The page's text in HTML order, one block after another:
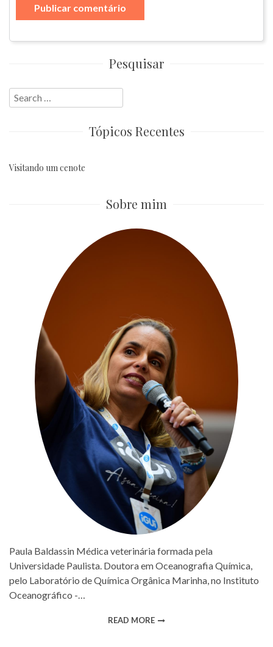
Pesquisar
Search
for:
Tópicos Recentes
Visitando um cenote
Sobre mim
Paula Baldassin Médica veterinária formada pela
Universidade Paulista. Doutora em Oceanografia Química,
pelo Laboratório de Química Orgânica Marinha, no Instituto
Oceanográfico -…
READ MORE